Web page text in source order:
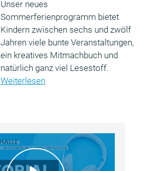
Unser neues
Sommerferienprogramm bietet
Kindern zwischen sechs und zwölf
Jahren viele bunte Veranstaltungen,
ein kreatives Mitmachbuch und
natürlich ganz viel Lesestoff.
Weiterlesen